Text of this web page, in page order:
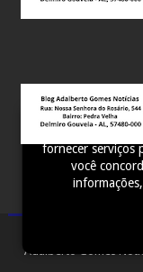
Este site utiliza
fornecer serviços
você
Adalberto Gomes